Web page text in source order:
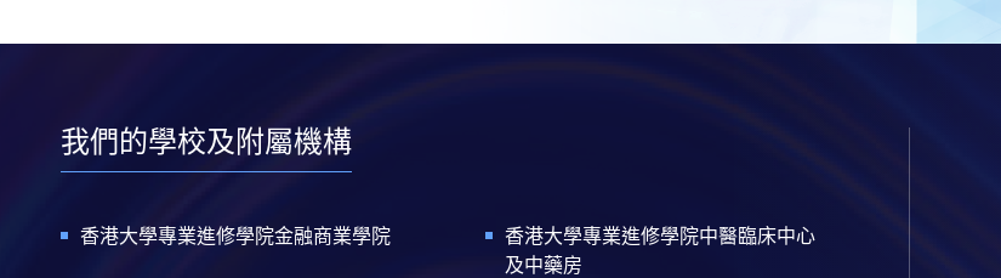
我們的學校及附屬機構
香港大學專業進修學院金融商業學院
香港大學專業進修學院中醫臨床中心
及中藥房